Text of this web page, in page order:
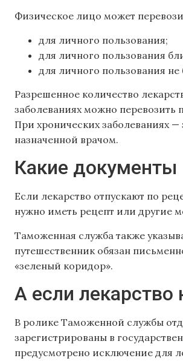
Физическое лицо может
для личного пользования;
для личного пользования
для личного пользования
Разрешенное количество
заболеваниях можно перевозить
При хронических заболеваниях —
назначенной врачом.
Какие
Если лекарство отпускают по
нужно иметь рецепт или другие
Таможенная служба также
путешественник обязан
«зеленый коридор».
А если лекарство
В ролике Таможенной службы
зарегистрированы в
предусмотрено исключение для